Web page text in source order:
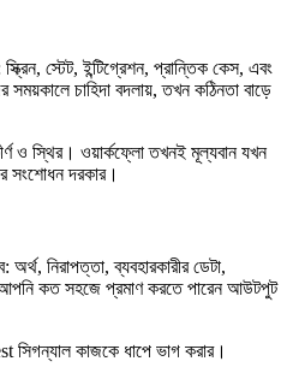
স্টেট, ইন্টিগ্রেশন, প্রান্তিক কেস, এবং
চাহিদা বদলায়, তখন কঠিনতা বাড়ে
ও স্থির। ওয়ার্কফ্লো তখনই মূল্যবান যখন
সংশোধন দরকার।
নিরাপত্তা, ব্যবহারকারীর ডেটা,
কত সহজে প্রমাণ করতে পারেন আউটপুট
কাজকে ধাপে ভাগ করার।